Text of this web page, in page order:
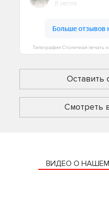
Типография Столичная печать
Оставить
Смотреть
ВИДЕО О